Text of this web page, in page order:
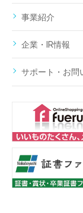
事業紹介
企業・IR情報
サポート・お問